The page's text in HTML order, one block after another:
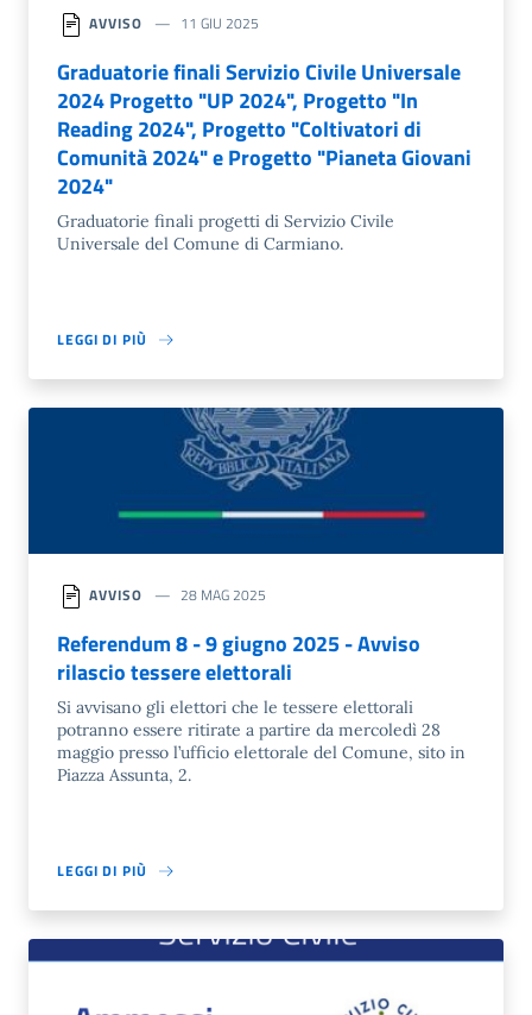
AVVISO 11 GIU 2025
Graduatorie finali Servizio Civile Universale
2024 Progetto "UP 2024", Progetto "In
Reading 2024", Progetto "Coltivatori di
Comunità 2024" e Progetto "Pianeta Giovani
2024"
Graduatorie finali progetti di Servizio Civile
Universale del Comune di Carmiano.
LEGGI DI PIÙ
AVVISO 28 MAG 2025
Referendum 8 - 9 giugno 2025 - Avviso
rilascio tessere elettorali
Si avvisano gli elettori che le tessere elettorali
potranno essere ritirate a partire da mercoledì 28
maggio presso l’ufficio elettorale del Comune, sito in
Piazza Assunta, 2.
LEGGI DI PIÙ